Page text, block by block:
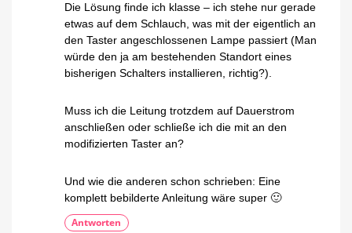
Die Lösung finde ich klasse – ich stehe nur gerade
etwas auf dem Schlauch, was mit der eigentlich an
den Taster angeschlossenen Lampe passiert (Man
würde den ja am bestehenden Standort eines
bisherigen Schalters installieren, richtig?).
Muss ich die Leitung trotzdem auf Dauerstrom
anschließen oder schließe ich die mit an den
modifizierten Taster an?
Und wie die anderen schon schrieben: Eine
komplett bebilderte Anleitung wäre super 🙂
Antworten